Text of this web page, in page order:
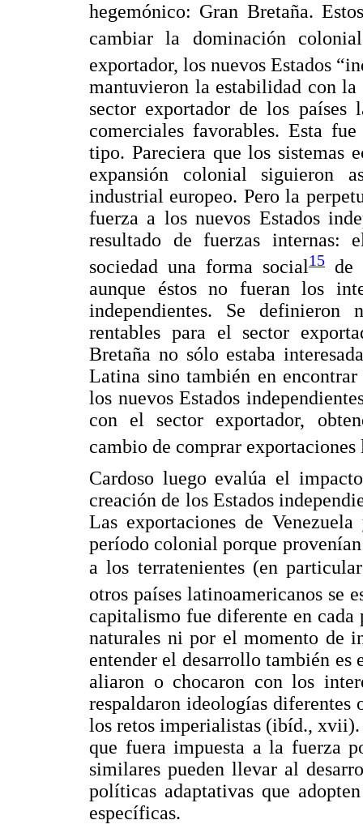
hegemónico: Gran Bretaña.
cambiar la dominación
exportador, los nuevos Estados
mantuvieron la estabilidad con
sector exportador de los países
comerciales favorables. Esta
tipo. Pareciera que los sistemas
expansión colonial siguieron
industrial europeo. Pero la
fuerza a los nuevos Estados
resultado de fuerzas internas:
sociedad una forma social15 de
aunque éstos no fueran los
independientes. Se definieron
rentables para el sector
Bretaña no sólo estaba
Latina sino también en
los nuevos Estados
con el sector exportador,
cambio de comprar
Cardoso luego evalúa el
creación de los Estados
Las exportaciones de
período colonial porque
a los terratenientes (en
otros países latinoamericanos se
capitalismo fue diferente en cada
naturales ni por el momento de
entender el desarrollo también es
aliaron o chocaron con los
respaldaron ideologías
los retos imperialistas (ibíd., xvii).
que fuera impuesta a la fuerza
similares pueden llevar al
políticas adaptativas que
específicas.